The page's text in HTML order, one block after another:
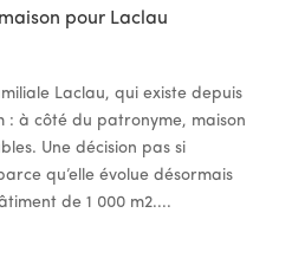
pour Laclau
Laclau, qui existe depuis
: à côté du patronyme, maison
Une décision pas si
qu’elle évolue désormais
de 1 000 m2....